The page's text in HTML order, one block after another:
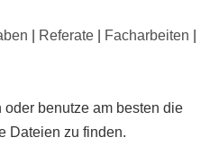
Referate Facharbeiten
benutze am besten die
Dateien zu finden.